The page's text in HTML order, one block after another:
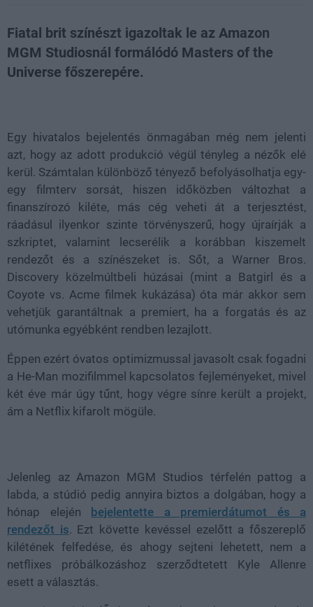
Fiatal brit színészt igazoltak le az Amazon
MGM Studiosnál formálódó Masters of the
Universe főszerepére.
Egy hivatalos bejelentés önmagában még nem jelenti
azt, hogy az adott produkció végül tényleg a nézők elé
kerül. Számtalan különböző tényező befolyásolhatja egy-
egy filmterv sorsát, hiszen időközben változhat a
finanszírozó kiléte, más cég veheti át a terjesztést,
ráadásul ilyenkor szinte törvényszerű, hogy újraírják a
szkriptet, valamint lecserélik a korábban kiszemelt
rendezőt és a színészeket is. Sőt, a Warner Bros.
Discovery közelmúltbeli húzásai (mint a Batgirl és a
Coyote vs. Acme filmek kukázása) óta már akkor sem
vehetjük garantáltnak a premiert, ha a forgatás és az
utómunka egyébként rendben lezajlott.
Éppen ezért óvatos optimizmussal javasolt csak fogadni
a He-Man mozifilmmel kapcsolatos fejleményeket, mivel
két éve már úgy tűnt, hogy végre sínre került a projekt,
ám a Netflix kifarolt mögüle.
Jelenleg az Amazon MGM Studios térfelén pattog a
labda, a stúdió pedig annyira biztos a dolgában, hogy a
hónap elején
bejelentette a premierdátumot és a
rendezőt is. Ezt követte kevéssel ezelőtt a főszereplő
kilétének felfedése, és ahogy sejteni lehetett, nem a
netflixes próbálkozáshoz szerződtetett Kyle Allenre
esett a választás.